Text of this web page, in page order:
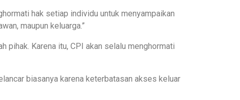
hak setiap individu untuk menyampaikan
maupun keluarga.”
pihak. Karena itu, CPI akan selalu menghormati
biasanya karena keterbatasan akses keluar